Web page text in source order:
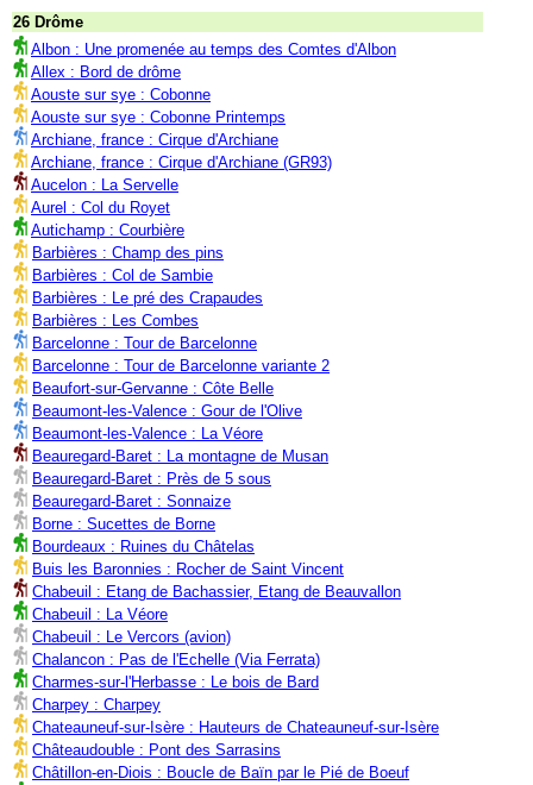
26 Drôme
Albon : Une promenée au temps des Comtes d'Albon
Allex : Bord de drôme
Aouste sur sye : Cobonne
Aouste sur sye : Cobonne Printemps
Archiane, france : Cirque d'Archiane
Archiane, france : Cirque d'Archiane (GR93)
Aucelon : La Servelle
Aurel : Col du Royet
Autichamp : Courbière
Barbières : Champ des pins
Barbières : Col de Sambie
Barbières : Le pré des Crapaudes
Barbières : Les Combes
Barcelonne : Tour de Barcelonne
Barcelonne : Tour de Barcelonne variante 2
Beaufort-sur-Gervanne : Côte Belle
Beaumont-les-Valence : Gour de l'Olive
Beaumont-les-Valence : La Véore
Beauregard-Baret : La montagne de Musan
Beauregard-Baret : Près de 5 sous
Beauregard-Baret : Sonnaize
Borne : Sucettes de Borne
Bourdeaux : Ruines du Châtelas
Buis les Baronnies : Rocher de Saint Vincent
Chabeuil : Etang de Bachassier, Etang de Beauvallon
Chabeuil : La Véore
Chabeuil : Le Vercors (avion)
Chalancon : Pas de l'Echelle (Via Ferrata)
Charmes-sur-l'Herbasse : Le bois de Bard
Charpey : Charpey
Chateauneuf-sur-Isère : Hauteurs de Chateauneuf-sur-Isère
Châteaudouble : Pont des Sarrasins
Châtillon-en-Diois : Boucle de Baïn par le Pié de Boeuf